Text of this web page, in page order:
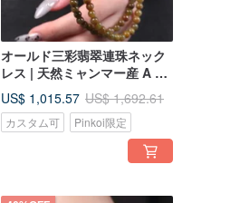
オールド三彩翡翠連珠ネック
レス | 天然ミャンマー産 A 貨
翡翠 | ギフト
US$ 1,015.57 US$ 1,692.61
カスタム可 Pinkoi限定